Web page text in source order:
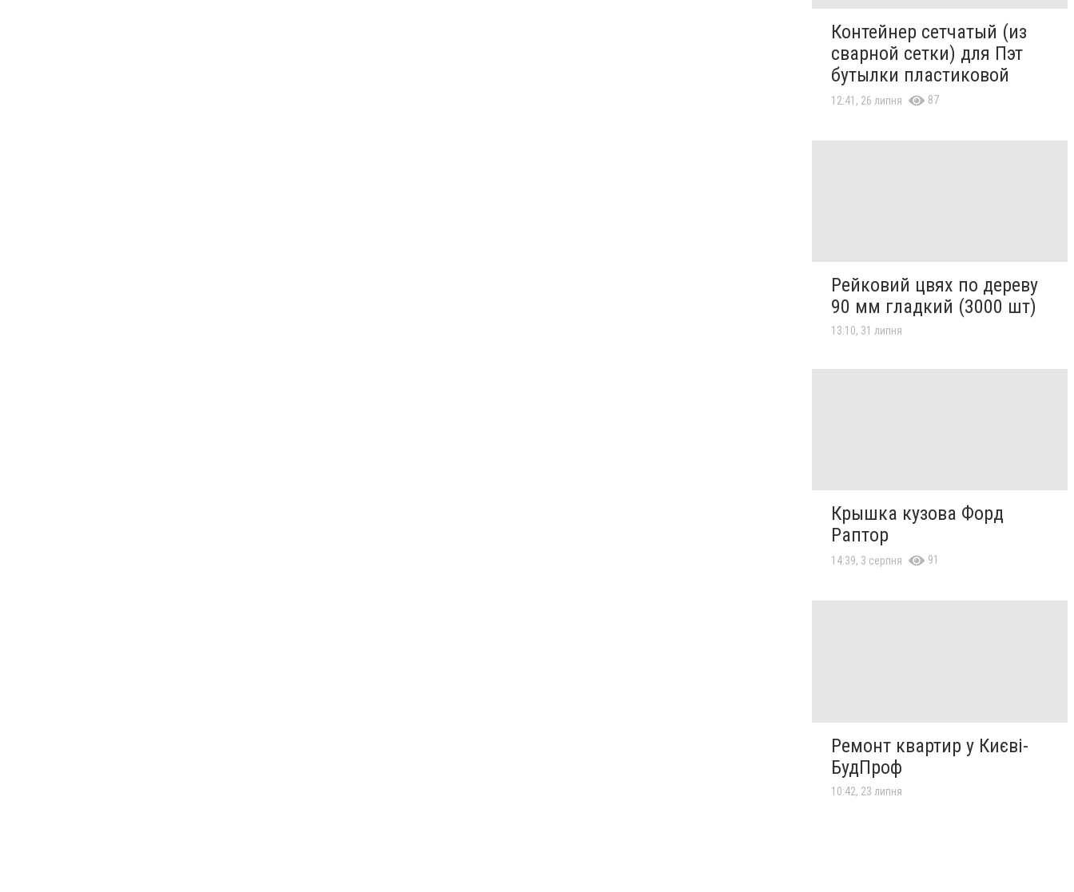
Контейнер сетчатый (из
сварной сетки) для Пэт
бутылки пластиковой
12:41, 26 липня 87
Рейковий цвях по дереву
90 мм гладкий (3000 шт)
13:10, 31 липня
Крышка кузова Форд
Раптор
14:39, 3 серпня 91
Ремонт квартир у Києві-
БудПроф
10:42, 23 липня